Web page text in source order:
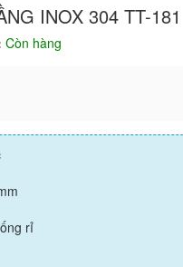
INOX 304 TT-181
Còn hàng
rỉ